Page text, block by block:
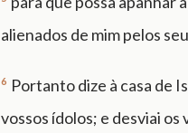
alienados de mim pelos
6 Portanto dize à casa de
vossos ídolos; e desviai os